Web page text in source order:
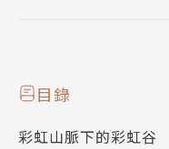
紫菜山、橘子山、紅
谷，亞比一家就住在
——雲怪獸，關於祂的
目錄
彩虹山脈下的彩虹谷